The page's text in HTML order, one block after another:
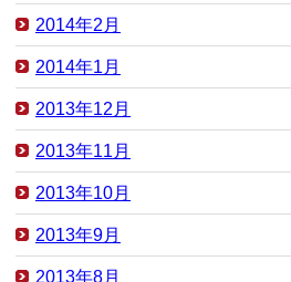
2014年2月
2014年1月
2013年12月
2013年11月
2013年10月
2013年9月
2013年8月